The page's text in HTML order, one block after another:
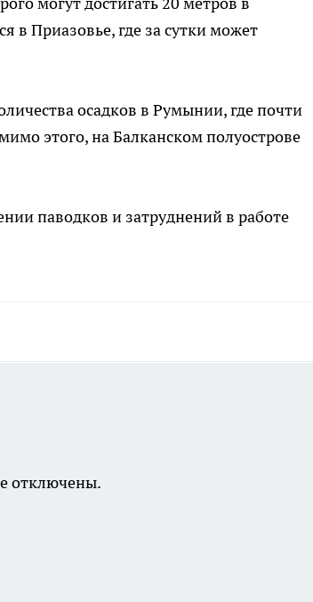
в Приазовье, где за сутки может
осадков в Румынии, где почти
этого, на Балканском полуострове
паводков и затруднений в работе